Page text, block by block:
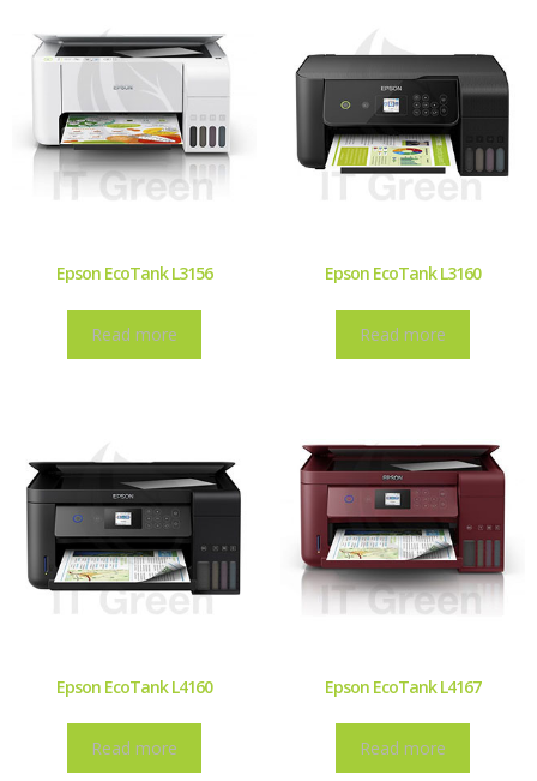
Epson EcoTank L3156
Read more
Epson EcoTank L3160
Read more
Epson EcoTank L4160
Read more
Epson EcoTank L4167
Read more